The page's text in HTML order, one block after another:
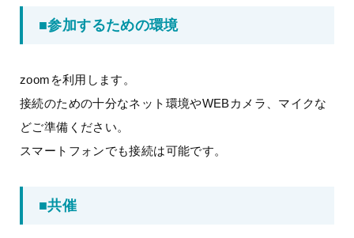
■参加するための環境
zoomを利用します。
接続のための十分なネット環境やWEBカメラ、マイクな
どご準備ください。
スマートフォンでも接続は可能です。
■共催